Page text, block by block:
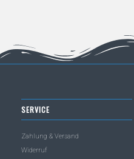
SERVICE
Zahlung & Versand
Widerruf